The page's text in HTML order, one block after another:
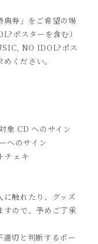
典券」をご希望の場
ポスターを含む）
NO IDOL?ポス
めください。
対象 CD へのサイン
へのサイン
チェキ
に触れたり、グッズ
すので、予めご了承
適切と判断するポー